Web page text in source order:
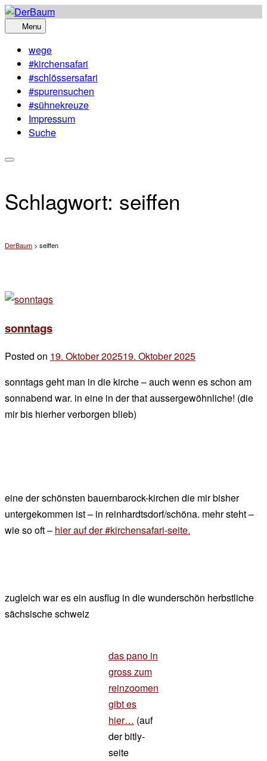
Skip
to
Menu
wege
#kirchensafari
#schlössersafari
#spurensuchen
#sühnekreuze
Impressum
Suche
Schlagwort: seiffen
DerBaum > seiffen
sonntags
Posted on 19. Oktober 202519. Oktober 2025
chef
sonntags geht man in die kirche – auch wenn es schon am
sonnabend war. in eine in der that aussergewöhnliche! (die
mir bis hierher verborgen blieb)
eine der schönsten bauernbarock-kirchen die mir bisher
untergekommen ist – in reinhardtsdorf/schöna. mehr steht –
wie so oft – hier auf der #kirchensafari-seite.
zugleich war es ein ausflug in die wunderschön herbstliche
sächsische schweiz
das pano in
gross zum
reinzoomen
gibt es
hier… (auf
der bitly-
seite